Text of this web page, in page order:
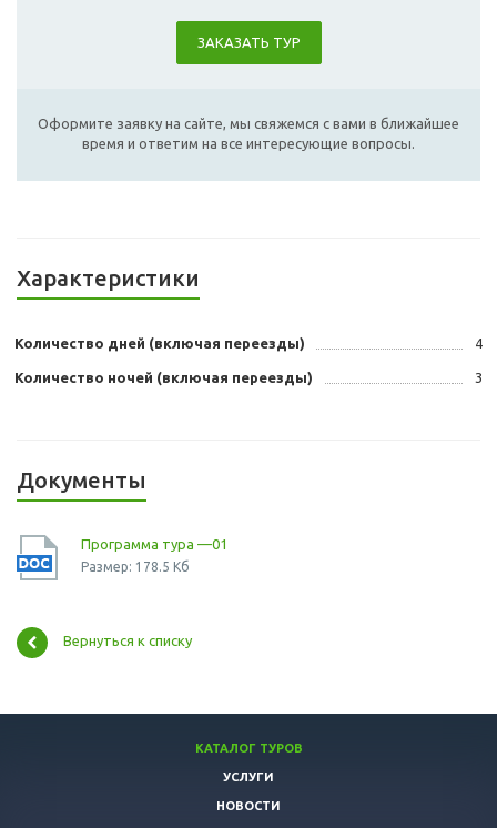
ЗАКАЗАТЬ ТУР
Оформите заявку на сайте, мы свяжемся с вами в ближайшее
время и ответим на все интересующие вопросы.
Характеристики
Количество дней (включая переезды) 4
Количество ночей (включая переезды) 3
Документы
Программа тура —01
Размер: 178.5 Кб
Вернуться к списку
КАТАЛОГ ТУРОВ
УСЛУГИ
НОВОСТИ